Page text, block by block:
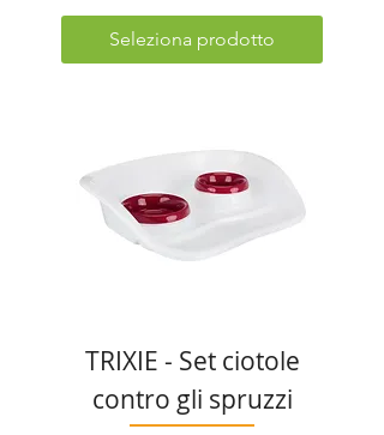
Seleziona prodotto
TRIXIE - Set ciotole
contro gli spruzzi